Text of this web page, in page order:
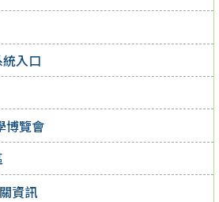
入口
博覽會
資訊